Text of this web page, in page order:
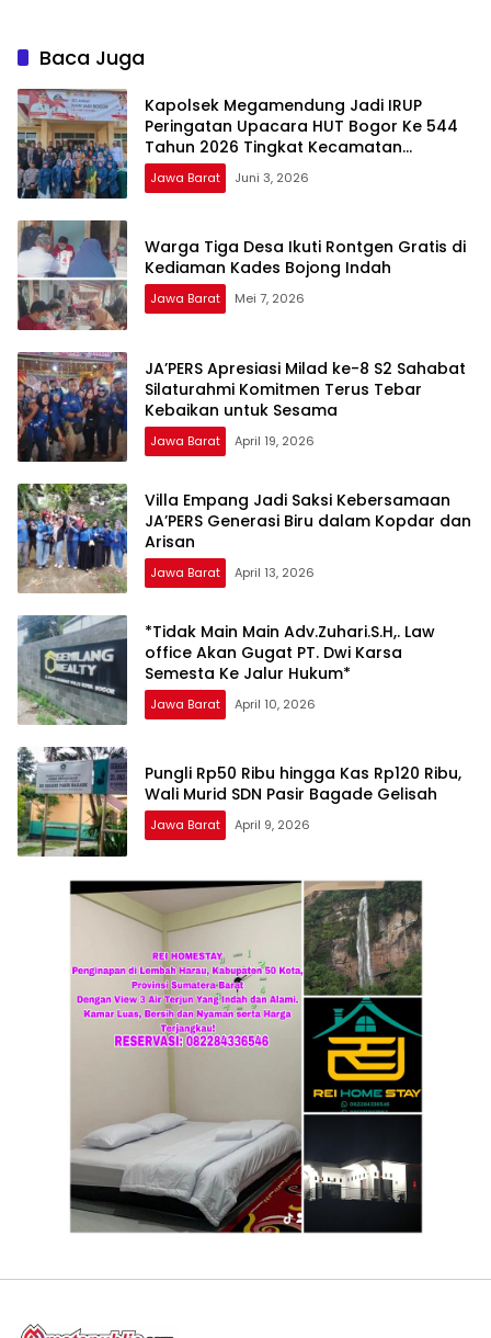
Baca Juga
Kapolsek Megamendung Jadi IRUP
Peringatan Upacara HUT Bogor Ke 544
Tahun 2026 Tingkat Kecamatan
Megamendung, Kabupaten Bogor
Jawa Barat Juni 3, 2026
Warga Tiga Desa Ikuti Rontgen Gratis di
Kediaman Kades Bojong Indah
Jawa Barat Mei 7, 2026
JA’PERS Apresiasi Milad ke-8 S2 Sahabat
Silaturahmi Komitmen Terus Tebar
Kebaikan untuk Sesama
Jawa Barat April 19, 2026
Villa Empang Jadi Saksi Kebersamaan
JA’PERS Generasi Biru dalam Kopdar dan
Arisan
Jawa Barat April 13, 2026
*Tidak Main Main Adv.Zuhari.S.H,. Law
office Akan Gugat PT. Dwi Karsa
Semesta Ke Jalur Hukum*
Jawa Barat April 10, 2026
Pungli Rp50 Ribu hingga Kas Rp120 Ribu,
Wali Murid SDN Pasir Bagade Gelisah
Jawa Barat April 9, 2026